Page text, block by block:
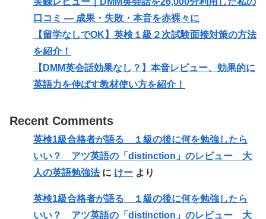
口コミ — 成果・失敗・本音を赤裸々に
【留学なしでOK】英検１級２次試験面接対策の方法
を紹介！
【DMM英会話効果なし？】本音レビュー、効果的に
英語力を伸ばす教材使い方を紹介！
Recent Comments
英検1級合格者が語る １級の後に何を勉強したら
いい？ アツ英語の「distinction」のレビュー 大
人の英語勉強法に けー より
英検1級合格者が語る １級の後に何を勉強したら
いい？ アツ英語の「distinction」のレビュー 大